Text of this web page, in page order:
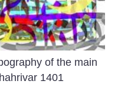
of the main
1401